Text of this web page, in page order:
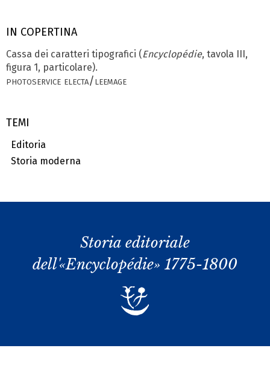
IN COPERTINA
Cassa dei caratteri tipografici (Encyclopédie, tavola III,
figura 1, particolare).
photoservice electa/leemage
TEMI
Editoria
Storia moderna
Storia editoriale
dell'«Encyclopédie» 1775-1800